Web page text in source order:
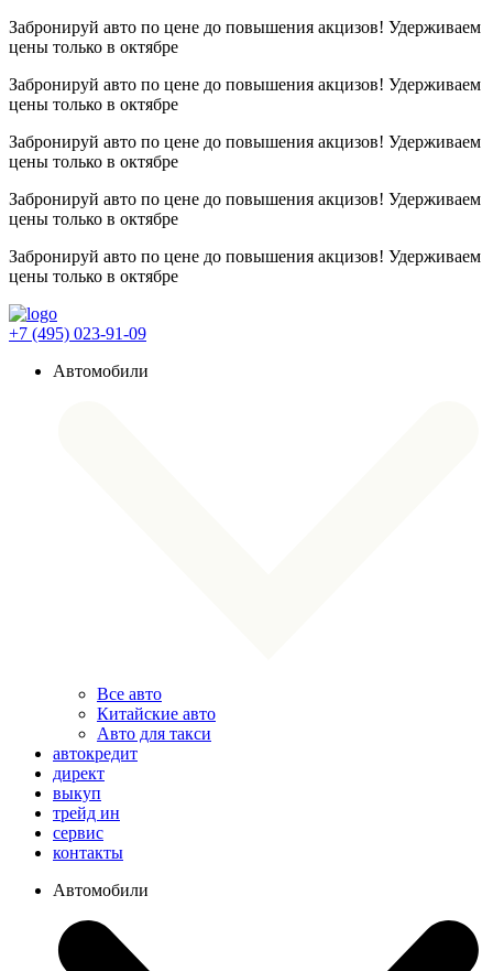
Забронируй авто по цене до повышения акцизов! Удерживаем
цены только в октябре
Забронируй авто по цене до повышения акцизов! Удерживаем
цены только в октябре
Забронируй авто по цене до повышения акцизов! Удерживаем
цены только в октябре
Забронируй авто по цене до повышения акцизов! Удерживаем
цены только в октябре
Забронируй авто по цене до повышения акцизов! Удерживаем
цены только в октябре
+7 (495) 023-91-09
Автомобили
Все авто
Китайские авто
Авто для такси
автокредит
директ
выкуп
трейд ин
сервис
контакты
Автомобили